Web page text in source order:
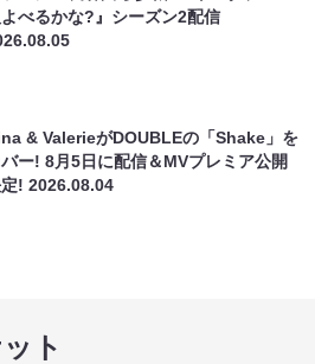
よべるかな?』シーズン2配信
& ValerieがDOUBLEの「Shake」を
ー! 8月5日に配信＆MVプレミア公開
定!2026.08.04
ト